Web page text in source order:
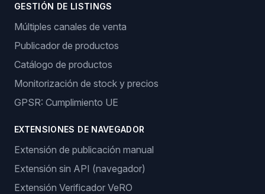
GESTIÓN DE LISTINGS
Múltiples canales de venta
Publicador de productos
Catálogo de productos
Monitorización de stock y precios
GPSR: Cumplimiento UE
EXTENSIONES DE NAVEGADOR
Extensión de publicación manual
Extensión sin API (navegador)
Extensión Verificador VeRO